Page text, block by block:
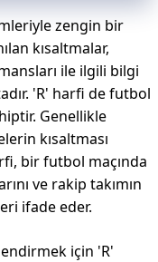
zengin bir
kısaltmalar,
ile ilgili bilgi
'R' harfi de futbol
Genellikle
kısaltması
bir futbol maçında
ve rakip takımın
ifade eder.
için 'R'